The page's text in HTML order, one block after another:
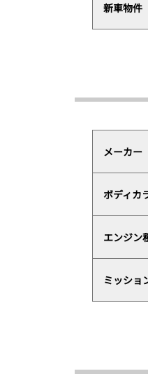
新車物件
メーカー
ボディカ
エンジン
ミッショ